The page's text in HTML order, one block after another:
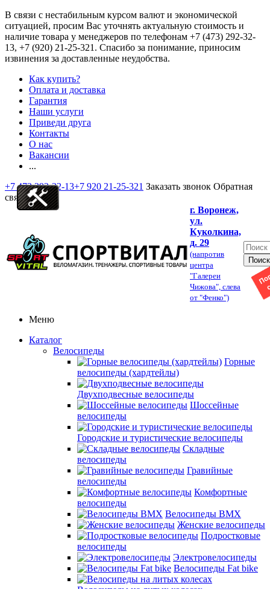
В связи с нестабильным курсом валют и экономической
ситуацией, просим Вас уточнять актуальную стоимость и
наличие товара у менеджеров по телефонам +7 (473) 292-32-
13, +7 (920) 21-25-321 . Спасибо за понимание, приносим
извинения за доставленные неудобства.
Как купить?
Оплата и доставка
Гарантия
Наши услуги
Приведи друга
Контакты
О нас
Вакансии
...
+7 473 292-32-13+7 920 21-25-321 Заказать звонок Обратная
связь
г. Воронеж,
ул.
Куколкина,
д. 29
(напротив
центра
"Галереи
Чижова", слева
от "Фенко")
Меню
Каталог
Велосипеды
Горные
велосипеды (хардтейлы)
Двухподвесные велосипеды
Шоссейные
велосипеды
Городские и туристические велосипеды
Складные
велосипеды
Гравийные
велосипеды
Комфортные
велосипеды
Велосипеды BMX
Женские велосипеды
Подростковые
велосипеды
Электровелосипеды
Велосипеды Fat bike